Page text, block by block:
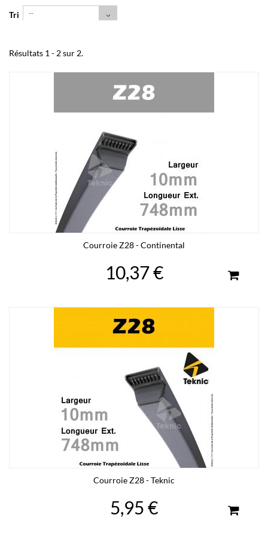
Tri --
Résultats 1 - 2 sur 2.
Courroie Z28 - Continental
10,37 €
Courroie Z28 - Teknic
5,95 €